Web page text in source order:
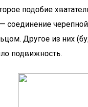
подобие
соединение
Другое из них
подвижность.